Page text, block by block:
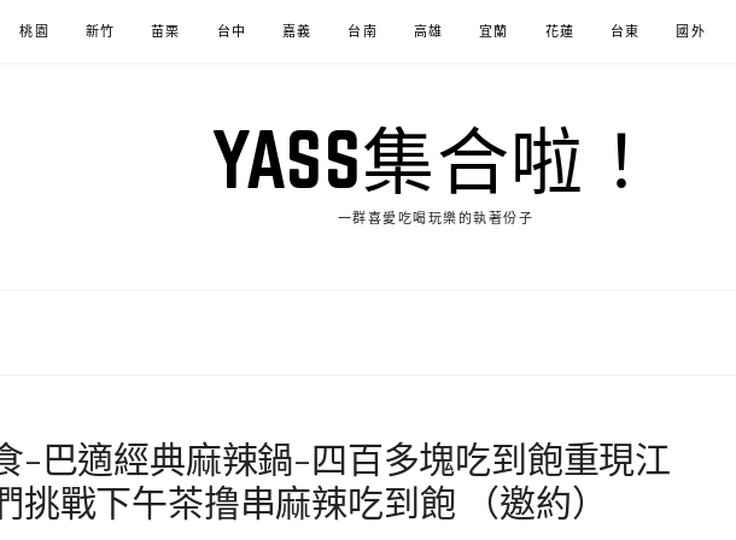
桃園 新竹 苗栗 台中 嘉義 台南 高雄 宜蘭 花蓮 台東 國外
YASS集合啦！
一群喜愛吃喝玩樂的執著份子
-巴適經典麻辣鍋-四百多塊吃到飽重現江
挑戰下午茶撸串麻辣吃到飽 （邀約）